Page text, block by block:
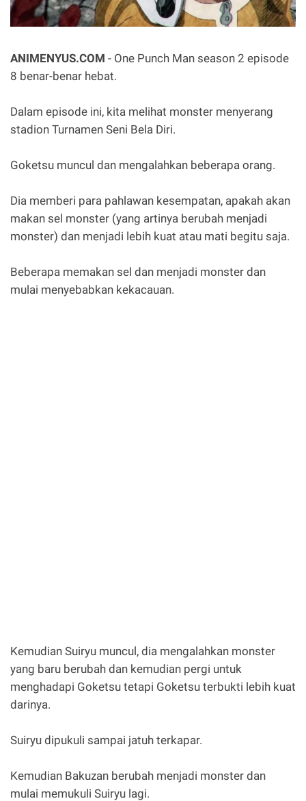
ANIMENYUS.COM - One Punch Man season 2 episode
8 benar-benar hebat.
Dalam episode ini, kita melihat monster menyerang
stadion Turnamen Seni Bela Diri.
Goketsu muncul dan mengalahkan beberapa orang.
Dia memberi para pahlawan kesempatan, apakah akan
makan sel monster (yang artinya berubah menjadi
monster) dan menjadi lebih kuat atau mati begitu saja.
Beberapa memakan sel dan menjadi monster dan
mulai menyebabkan kekacauan.
Kemudian Suiryu muncul, dia mengalahkan monster
yang baru berubah dan kemudian pergi untuk
menghadapi Goketsu tetapi Goketsu terbukti lebih kuat
darinya.
Suiryu dipukuli sampai jatuh terkapar.
Kemudian Bakuzan berubah menjadi monster dan
mulai memukuli Suiryu lagi.